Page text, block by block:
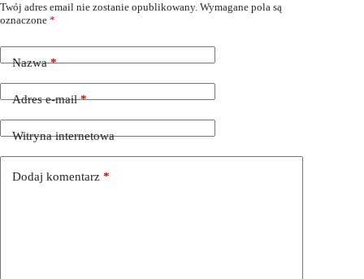
Twój adres email nie zostanie opublikowany. Wymagane pola są
oznaczone *
Nazwa*
Adres e-mail*
Witryna internetowa
Dodaj komentarz *